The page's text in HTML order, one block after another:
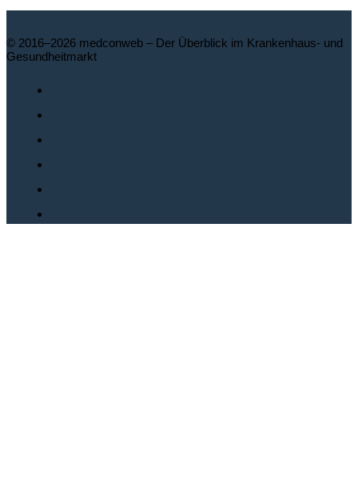
© 2016–2026 medconweb – Der Überblick im Krankenhaus- und
Gesundheitmarkt